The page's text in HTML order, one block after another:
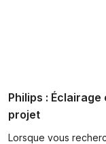
Philips :
projet
Lorsque vous